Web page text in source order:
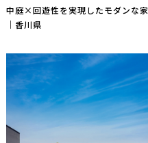
中庭×回遊性を実現したモダンな家
｜香川県